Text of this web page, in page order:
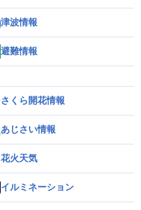
津波情報
避難情報
さくら開花情報
あじさい情報
花火天気
イルミネーション